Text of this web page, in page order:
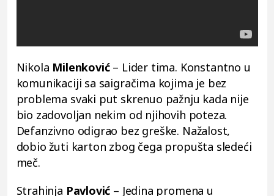
Nikola Milenković – Lider tima. Konstantno u
komunikaciji sa saigračima kojima je bez
problema svaki put skrenuo pažnju kada nije
bio zadovoljan nekim od njihovih poteza.
Defanzivno odigrao bez greške. Nažalost,
dobio žuti karton zbog čega propušta sledeći
meč.
Strahinja Pavlović – Jedina promena u